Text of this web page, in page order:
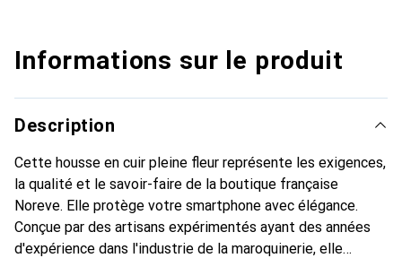
Informations sur le produit
Description
Cette housse en cuir pleine fleur représente les exigences,
la qualité et le savoir-faire de la boutique française
Noreve. Elle protège votre smartphone avec élégance.
Conçue par des artisans expérimentés ayant des années
d'expérience dans l'industrie de la maroquinerie, elle